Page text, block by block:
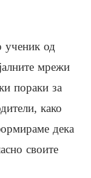
ученик од
мрежи
пораки за
како
дека
своите